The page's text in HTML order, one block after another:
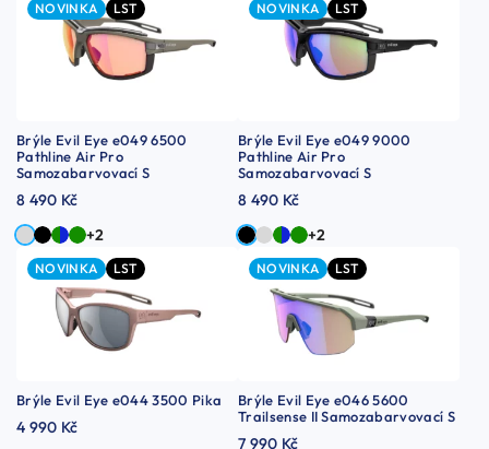
NOVINKA LST
Brýle Evil Eye e049 6500
Pathline Air Pro
Samozabarvovací S
8 490 Kč
+2
NOVINKA LST
Brýle Evil Eye e049 9000
Pathline Air Pro
Samozabarvovací S
8 490 Kč
+2
NOVINKA LST
Brýle Evil Eye e044 3500 Pika
4 990 Kč
NOVINKA LST
Brýle Evil Eye e046 5600
Trailsense II Samozabarvovací S
7 990 Kč